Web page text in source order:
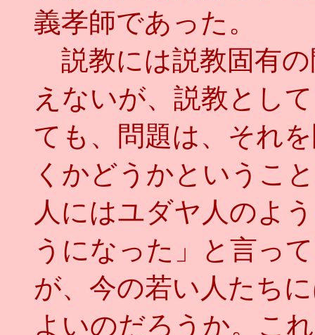
義孝師であった。
説教には説教固有
えないが、説教とし
ても、問題は、それ
くかどうかというこ
人にはユダヤ人のよ
うになった」と言っ
が、今の若い人たち
よいのだろうか。こ